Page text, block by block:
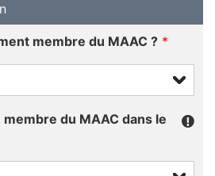
membre du MAAC ? *
du MAAC dans le